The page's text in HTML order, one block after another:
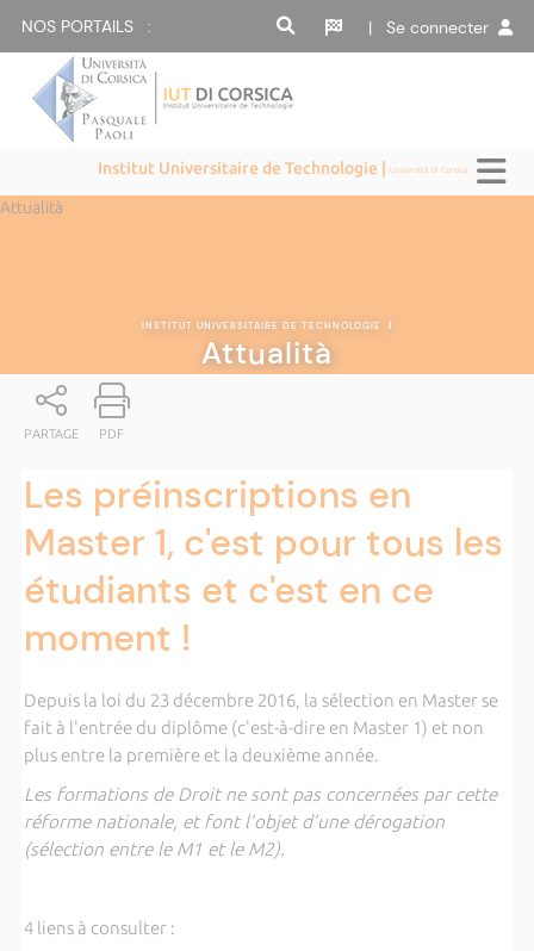
NOS PORTAILS : | Se connecter
Institut Universitaire de Technologie |Università di Corsica
Attualità
INSTITUT UNIVERSITAIRE DE TECHNOLOGIE |
Attualità
PARTAGE PDF
Les préinscriptions en
Master 1, c'est pour tous les
étudiants et c'est en ce
moment !
Depuis la loi du 23 décembre 2016, la sélection en Master se
fait à l'entrée du diplôme (c'est-à-dire en Master 1) et non
plus entre la première et la deuxième année.
Les formations de Droit ne sont pas concernées par cette
réforme nationale, et font l’objet d’une dérogation
(sélection entre le M1 et le M2).
4 liens à consulter :